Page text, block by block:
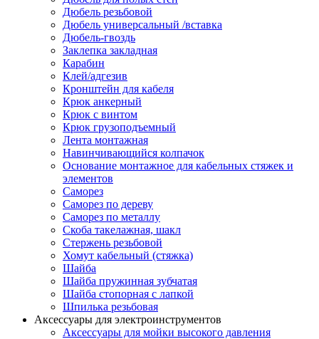
Дюбель резьбовой
Дюбель универсальный /вставка
Дюбель-гвоздь
Заклепка закладная
Карабин
Клей/адгезив
Кронштейн для кабеля
Крюк анкерный
Крюк с винтом
Крюк грузоподъемный
Лента монтажная
Навинчивающийся колпачок
Основание монтажное для кабельных стяжек и
элементов
Саморез
Саморез по дереву
Саморез по металлу
Скоба такелажная, шакл
Стержень резьбовой
Хомут кабельный (стяжка)
Шайба
Шайба пружинная зубчатая
Шайба стопорная с лапкой
Шпилька резьбовая
Аксессуары для электроинструментов
Аксессуары для мойки высокого давления